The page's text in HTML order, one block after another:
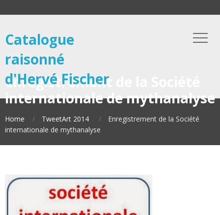
Catalogue
raisonné
d'Hervé Fischer
Enregistrement de la Société
internationale de mythanalyse
Home TweetArt 2014
Enregistrement de la Société
internationale de mythanalyse